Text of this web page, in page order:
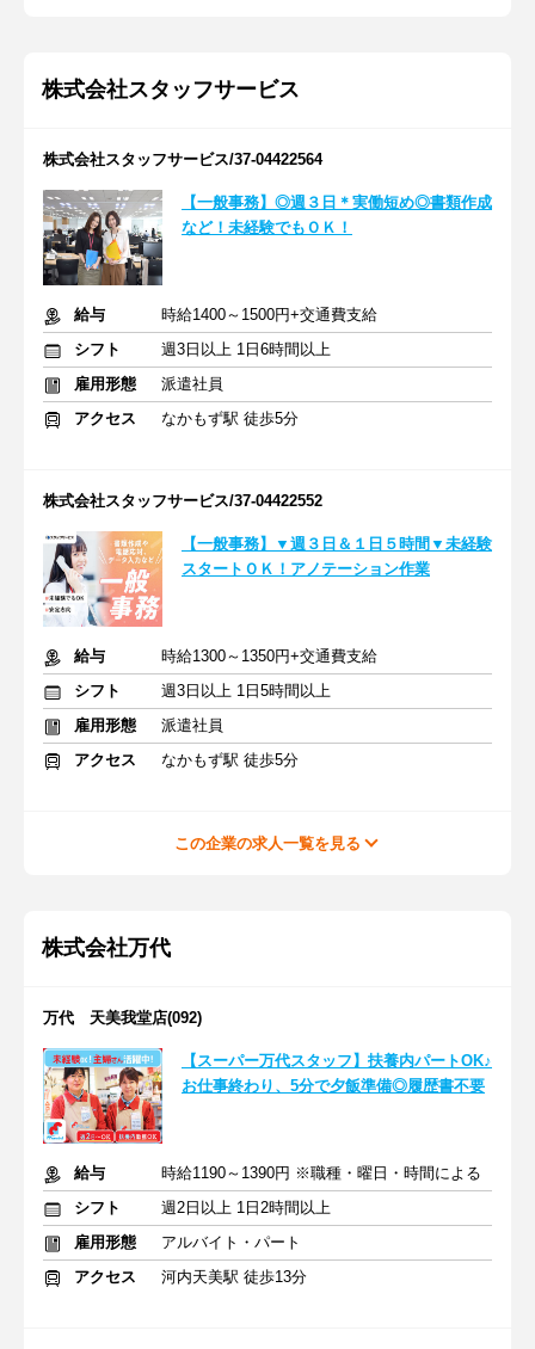
株式会社スタッフサービス
株式会社スタッフサービス/37-04422564
【一般事務】◎週３日＊実働短め◎書類作成
など！未経験でもＯＫ！
給与
時給1400～1500円+交通費支給
シフト
週3日以上 1日6時間以上
雇用形態
派遣社員
アクセス
なかもず駅 徒歩5分
株式会社スタッフサービス/37-04422552
【一般事務】▼週３日＆１日５時間▼未経験
スタートＯＫ！アノテーション作業
給与
時給1300～1350円+交通費支給
シフト
週3日以上 1日5時間以上
雇用形態
派遣社員
アクセス
なかもず駅 徒歩5分
この企業の求人一覧を見る
株式会社万代
万代 天美我堂店(092)
【スーパー万代スタッフ】扶養内パートOK♪
お仕事終わり、5分で夕飯準備◎履歴書不要
給与
時給1190～1390円 ※職種・曜日・時間による
シフト
週2日以上 1日2時間以上
雇用形態
アルバイト・パート
アクセス
河内天美駅 徒歩13分